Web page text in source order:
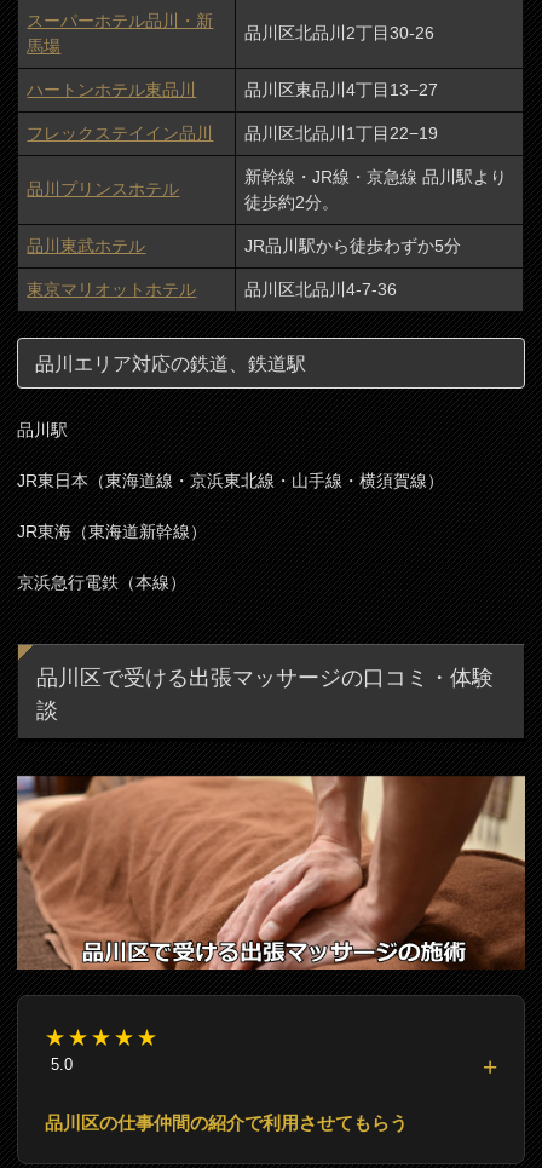
スーパーホテル品川・新
馬場
品川区北品川2丁目30-26
ハートンホテル東品川 品川区東品川4丁目13−27
フレックステイイン品川 品川区北品川1丁目22−19
品川プリンスホテル
新幹線・JR線・京急線 品川駅より
徒歩約2分。
品川東武ホテル JR品川駅から徒歩わずか5分
東京マリオットホテル 品川区北品川4-7-36
品川エリア対応の鉄道、鉄道駅
品川駅
JR東日本（東海道線・京浜東北線・山手線・横須賀線）
JR東海（東海道新幹線）
京浜急行電鉄（本線）
品川区で受ける出張マッサージの口コミ・体験
談
★★★★★
5.0
品川区の仕事仲間の紹介で利用させてもらう